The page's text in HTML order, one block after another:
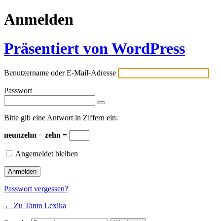
Anmelden
Präsentiert von WordPress
Benutzername oder E-Mail-Adresse
Passwort
Bitte gib eine Antwort in Ziffern ein:
neunzehn − zehn =
Angemeldet bleiben
Passwort vergessen?
← Zu Tanto Lexika